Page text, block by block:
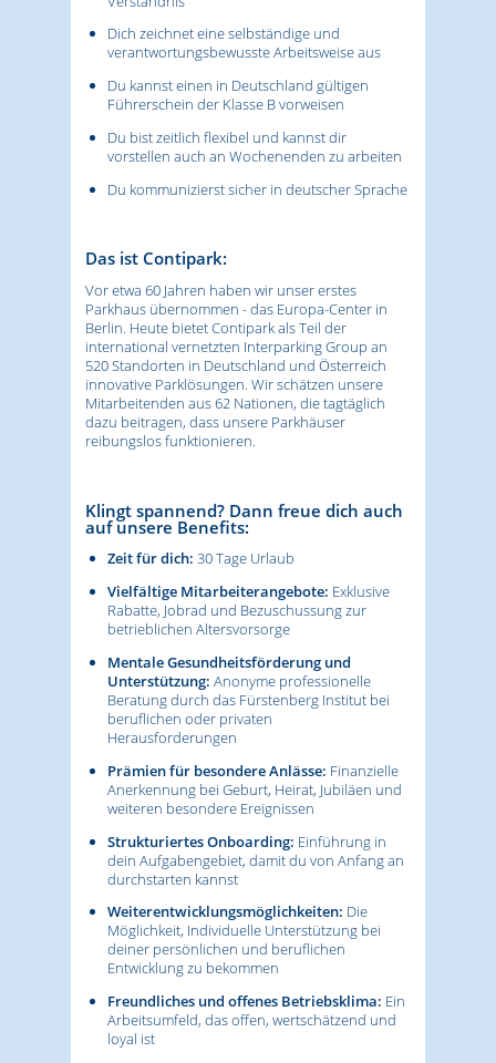
Dich zeichnet eine selbständige und
verantwortungsbewusste Arbeitsweise aus
Du kannst einen in Deutschland gültigen
Führerschein der Klasse B vorweisen
Du bist zeitlich flexibel und kannst dir
vorstellen auch an Wochenenden zu arbeiten
Du kommunizierst sicher in deutscher Sprache
Das ist Contipark:
Vor etwa 60 Jahren haben wir unser erstes
Parkhaus übernommen - das Europa-Center in
Berlin. Heute bietet Contipark als Teil der
international vernetzten Interparking Group an
520 Standorten in Deutschland und Österreich
innovative Parklösungen. Wir schätzen unsere
Mitarbeitenden aus 62 Nationen, die tagtäglich
dazu beitragen, dass unsere Parkhäuser
reibungslos funktionieren.
Klingt spannend? Dann freue dich auch
auf unsere Benefits:
Zeit für dich: 30 Tage Urlaub
Vielfältige Mitarbeiterangebote: Exklusive
Rabatte, Jobrad und Bezuschussung zur
betrieblichen Altersvorsorge
Mentale Gesundheitsförderung und
Unterstützung: Anonyme professionelle
Beratung durch das Fürstenberg Institut bei
beruflichen oder privaten
Herausforderungen
Prämien für besondere Anlässe: Finanzielle
Anerkennung bei Geburt, Heirat, Jubiläen und
weiteren besondere Ereignissen
Strukturiertes Onboarding: Einführung in
dein Aufgabengebiet, damit du von Anfang an
durchstarten kannst
Weiterentwicklungsmöglichkeiten: Die
Möglichkeit, Individuelle Unterstützung bei
deiner persönlichen und beruflichen
Entwicklung zu bekommen
Freundliches und offenes Betriebsklima: Ein
Arbeitsumfeld, das offen, wertschätzend und
loyal ist